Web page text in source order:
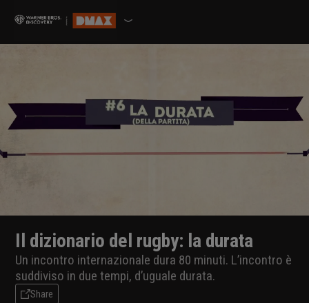
Il dizionario del rugby: la durata
Un incontro internazionale dura 80 minuti. L’incontro è
suddiviso in due tempi, d’uguale durata.
Share